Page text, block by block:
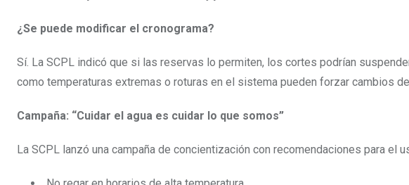
¿Se puede modificar el cronograma?
Sí. La SCPL indicó que si las reservas lo permiten, los cortes podrían
como temperaturas extremas o roturas en el sistema pueden forzar cambios
Campaña: “Cuidar el agua es cuidar lo que somos”
La SCPL lanzó una campaña de concientización con recomendaciones para el